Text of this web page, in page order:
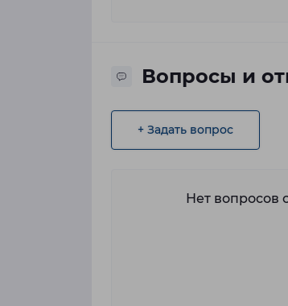
Вопросы и
+ Задать вопрос
Нет вопросов